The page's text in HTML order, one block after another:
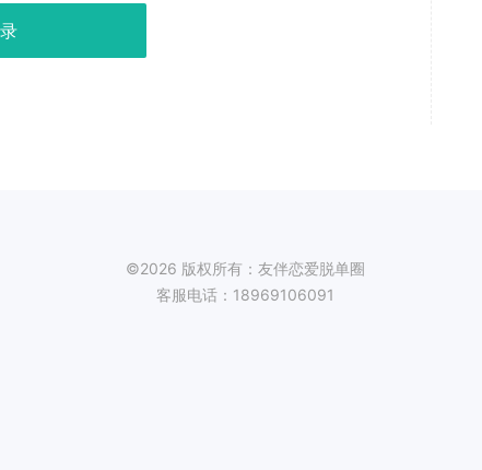
©2026 版权所有：友伴恋爱脱单圈
客服电话：18969106091